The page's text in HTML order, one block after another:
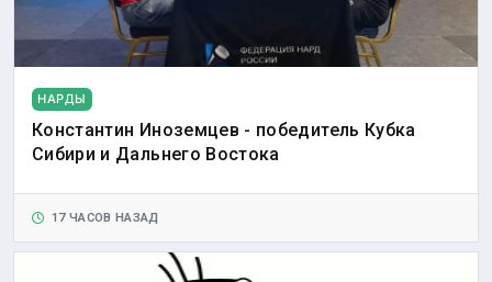
НАРДЫ
Константин Иноземцев - победитель Кубка
Сибири и Дальнего Востока
17 ЧАСОВ НАЗАД